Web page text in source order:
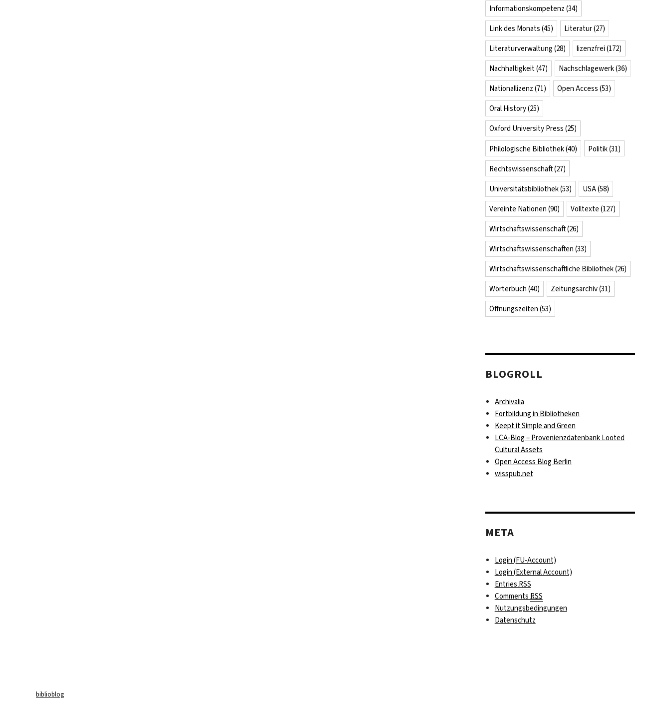
Informationskompetenz (34)
Link des Monats (45) Literatur(27)
Literaturverwaltung (28) lizenzfrei (172)
Nachhaltigkeit(47) Nachschlagewerk(36)
Nationallizenz (71) Open Access (53)
Oral History(25)
Oxford University Press (25)
Philologische Bibliothek(40) Politik(31)
Rechtswissenschaft(27)
Universitätsbibliothek(53) USA(58)
Vereinte Nationen (90) Volltexte (127)
Wirtschaftswissenschaft(26)
Wirtschaftswissenschaften (33)
Wirtschaftswissenschaftliche Bibliothek(26)
Wörterbuch (40) Zeitungsarchiv(31)
Öffnungszeiten (53)
BLOGROLL
Archivalia
Fortbildung in Bibliotheken
Keept it Simple and Green
LCA-Blog – Provenienzdatenbank Looted
Cultural Assets
Open Access Blog Berlin
wisspub.net
META
Login (FU-Account)
Login (External Account)
EntriesRSS
CommentsRSS
Nutzungsbedingungen
Datenschutz
biblioblog